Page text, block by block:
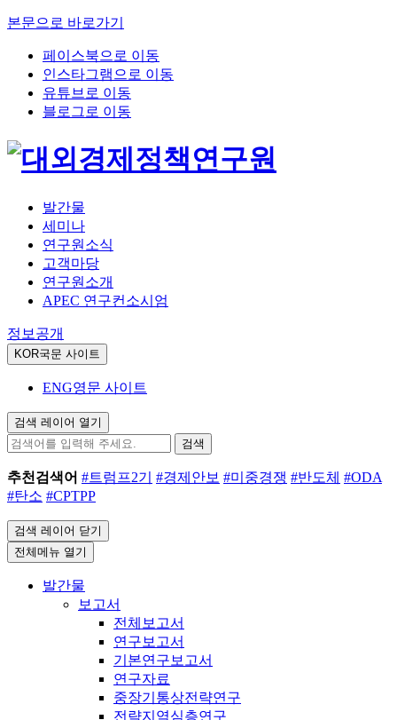
본문으로 바로가기
페이스북으로 이동
인스타그램으로 이동
유튜브로 이동
블로그로 이동
발간물
세미나
연구원소식
고객마당
연구원소개
APEC 연구컨소시엄
정보공개
KOR국문 사이트
ENG영문 사이트
검색 레이어 열기
검색
추천검색어 #트럼프2기 #경제안보 #미중경쟁 #반도체 #ODA
#탄소 #CPTPP
검색 레이어 닫기
전체메뉴 열기
발간물
보고서
전체보고서
연구보고서
기본연구보고서
연구자료
중장기통상전략연구
전략지역심층연구